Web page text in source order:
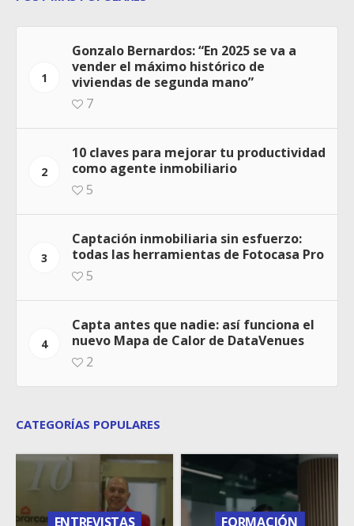
1
Gonzalo Bernardos: “En 2025 se va a
vender el máximo histórico de
viviendas de segunda mano”
7
2
10 claves para mejorar tu productividad
como agente inmobiliario
5
3
Captación inmobiliaria sin esfuerzo:
todas las herramientas de Fotocasa Pro
5
4
Capta antes que nadie: así funciona el
nuevo Mapa de Calor de DataVenues
2
CATEGORÍAS POPULARES
ENTREVISTAS FORMACIÓN